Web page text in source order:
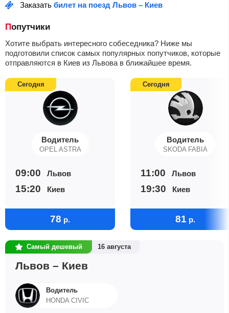
Заказать билет на поезд Львов – Киев
Попутчики
Хотите выбрать интересного собеседника? Ниже мы
подготовили список самых популярных попутчиков, которые
отправляются в Киев из Львова в ближайшее время.
Сегодня
Водитель
OPEL ASTRA
09:00 Львов
15:20 Киев
78 р.
Сегодня
Водитель
SKODA FABIA
11:00 Львов
19:30 Киев
81 р.
Самый дешевый 16 августа
Львов – Киев
Водитель
HONDA CIVIC